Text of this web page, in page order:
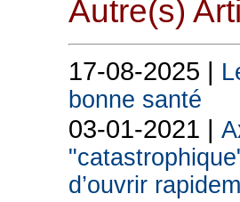
Autre(s)
17-08-2025 |
bonne santé
03-01-2021 |
d’ouvrir